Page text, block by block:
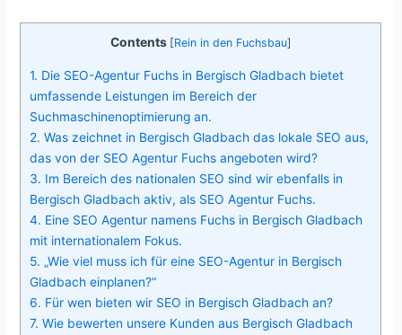
Contents [Rein in den Fuchsbau]
1. Die SEO-Agentur Fuchs in Bergisch Gladbach bietet
umfassende Leistungen im Bereich der
Suchmaschinenoptimierung an.
2. Was zeichnet in Bergisch Gladbach das lokale SEO aus,
das von der SEO Agentur Fuchs angeboten wird?
3. Im Bereich des nationalen SEO sind wir ebenfalls in
Bergisch Gladbach aktiv, als SEO Agentur Fuchs.
4. Eine SEO Agentur namens Fuchs in Bergisch Gladbach
mit internationalem Fokus.
5. „Wie viel muss ich für eine SEO-Agentur in Bergisch
Gladbach einplanen?“
6. Für wen bieten wir SEO in Bergisch Gladbach an?
7. Wie bewerten unsere Kunden aus Bergisch Gladbach